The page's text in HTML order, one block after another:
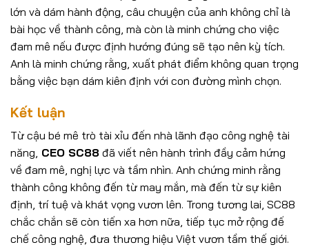
lớn và dám hành động, câu chuyện của anh không chỉ là
bài học về thành công, mà còn là minh chứng cho việc
đam mê nếu được định hướng đúng sẽ tạo nên kỳ tích.
Anh là minh chứng rằng, xuất phát điểm không quan trọng
bằng việc bạn dám kiên định với con đường mình chọn.
Kết luận
Từ cậu bé mê trò tài xỉu đến nhà lãnh đạo công nghệ tài
năng, CEO SC88 đã viết nên hành trình đầy cảm hứng
về đam mê, nghị lực và tầm nhìn. Anh chứng minh rằng
thành công không đến từ may mắn, mà đến từ sự kiên
định, trí tuệ và khát vọng vươn lên. Trong tương lai, SC88
chắc chắn sẽ còn tiến xa hơn nữa, tiếp tục mở rộng đế
chế công nghệ, đưa thương hiệu Việt vươn tầm thế giới.